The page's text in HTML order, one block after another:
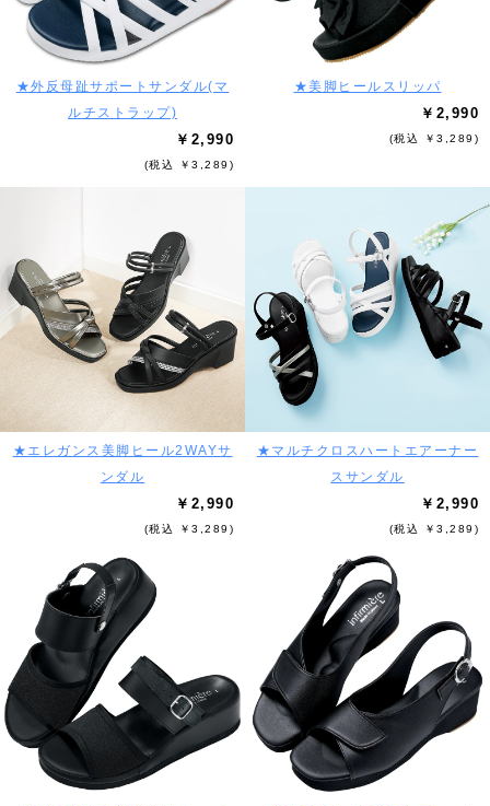
★外反母趾サポートサンダル(マ
ルチストラップ)
￥2,990
(税込 ￥3,289)
★美脚ヒールスリッパ
￥2,990
(税込 ￥3,289)
★エレガンス美脚ヒール2WAYサ
ンダル
￥2,990
(税込 ￥3,289)
★マルチクロスハートエアーナー
スサンダル
￥2,990
(税込 ￥3,289)